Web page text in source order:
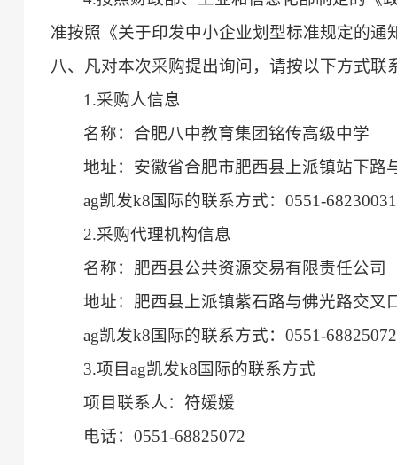
准按照《关于印发中小企业划型标准规定的
八、凡对本次采购提出询问，请按以下方式联
1.采购人信息
名称：合肥八中教育集团铭传高级中学
地址：安徽省合肥市肥西县上派镇站下路
ag凯发k8国际的联系方式：0551-68230031
2.采购代理机构信息
名称：肥西县公共资源交易有限责任公司
地址：肥西县上派镇紫石路与佛光路交叉
ag凯发k8国际的联系方式：0551-68825072
3.项目ag凯发k8国际的联系方式
项目联系人：符媛媛
电话：0551-68825072